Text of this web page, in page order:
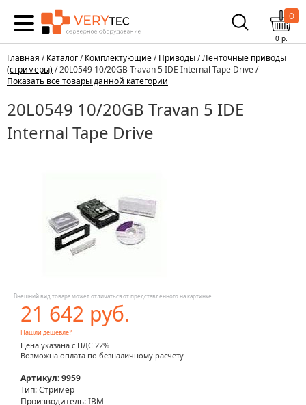
0
0р.
Главная /Каталог/Комплектующие/Приводы/Ленточные приводы
(стримеры)/ 20L0549 10/20GB Travan 5 IDE Internal Tape Drive /
Показать все товары данной категории
20L0549 10/20GB Travan 5 IDE
Internal Tape Drive
Внешний вид товара может отличаться от представленного на картинке
21 642 руб.
Нашли дешевле?
Цена указана с НДС 22%
Возможна оплата по безналичному расчету
Артикул: 9959
Тип: Стример
Производитель: IBM